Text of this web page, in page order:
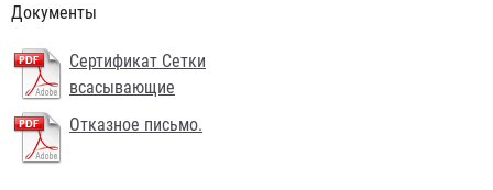
Документы
Сертификат Сетки
всасывающие
Отказное письмо.